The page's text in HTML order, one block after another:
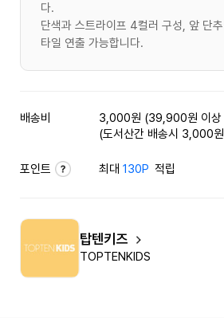
다.
단색과 스트라이프 4컬러 구성, 앞 단
타일 연출 가능합니다.
배송비
3,000원 (39,900원 이상
(도서산간 배송시 3,000
포인트 최대130P 적립
탑텐키즈
TOPTENKIDS